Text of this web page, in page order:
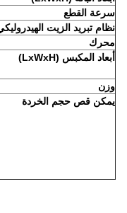
سرعة القطع
نظام تبريد الزيت الهيدروليكي
محرك
أبعاد المكبس (LxWxH)
وزن
يمكن قص حجم الخردة